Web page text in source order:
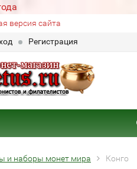
версия сайта
Регистрация
и наборы монет мира Конго